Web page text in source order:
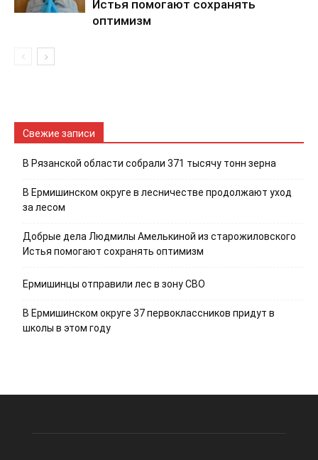
Истья помогают сохранять
оптимизм
Свежие записи
В Рязанской области собрали 371 тысячу тонн зерна
В Ермишинском округе в лесничестве продолжают уход
за лесом
Добрые дела Людмилы Амелькиной из старожиловского
Истья помогают сохранять оптимизм
Ермишинцы отправили лес в зону СВО
В Ермишинском округе 37 первоклассников придут в
школы в этом году